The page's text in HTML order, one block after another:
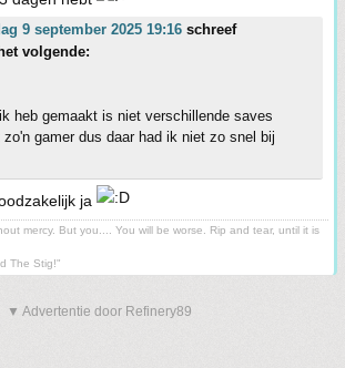
9 september 2025 19:16 schreef
het volgende:
heb gemaakt is niet verschillende saves
gamer dus daar had ik niet zo snel bij
ja
mercy. But you.... You will be worse. Rip and tear, until it is
The Stig!"
▼ Advertentie door Refinery89